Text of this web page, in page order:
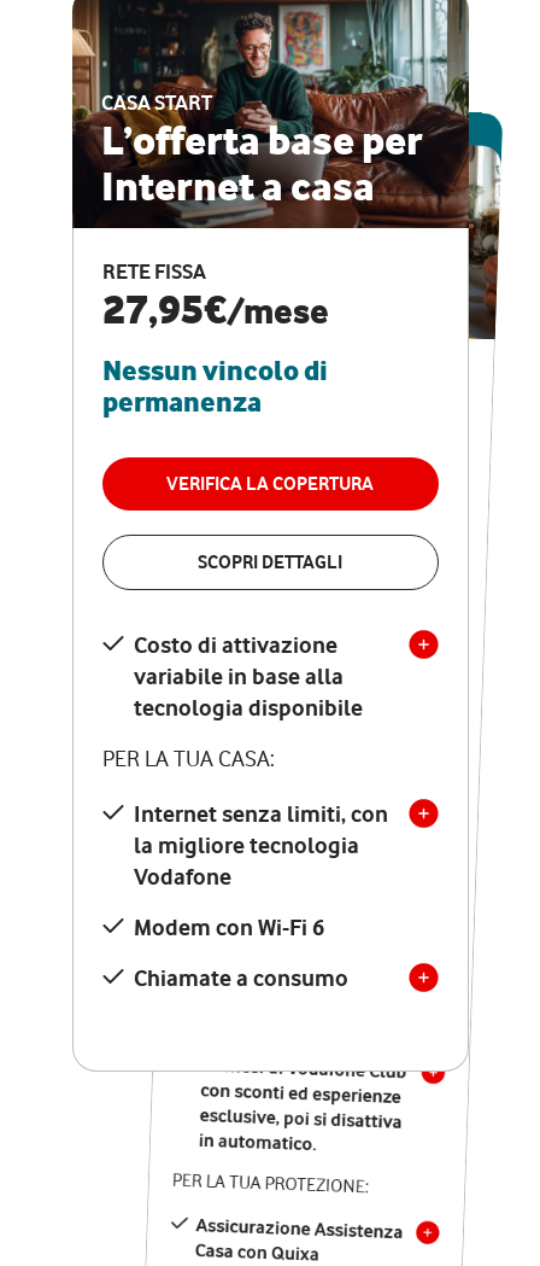
CASA START
L’offerta base per
Internet a casa
RETE FISSA
27,95€/mese
Nessun vincolo di
permanenza
VERIFICA LA COPERTURA
SCOPRI DETTAGLI
Costo di attivazione
variabile in base alla
tecnologia disponibile
PER LA TUA CASA:
Internet senza limiti, con
la migliore tecnologia
Vodafone
Modem con Wi-Fi 6
Chiamate a consumo
ESCLUSIVA ONLINE
CASA PRO
Internet veloce e
vantaggi speciali
RETE FISSA + VODAFONE CLUB
29,95€
permanenza
VERIFICA LA COPERTURA
Costo di attivazione
variabile in base alla
tecnologia disponibile
PER LA TUA CASA:
Internet senza limiti, con
la migliore tecnologia
Vodafone
Modem Seven con Wi-Fi 7
Chiamate illimitate verso
numeri fissi e mobili
nazionali
12 mesi di Vodafone Club
con sconti ed esperienze
esclusive, poi si disattiva
in automatico.
PER LA TUA PROTEZIONE:
Assicurazione Assistenza
Casa con Quixa